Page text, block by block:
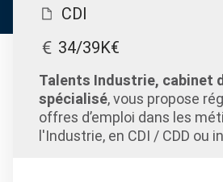
CDI
34/39K€
Talents Industrie, cabinet
spécialisé, vous propose
offres d’emploi dans les
l'Industrie, en CDI / CDD ou